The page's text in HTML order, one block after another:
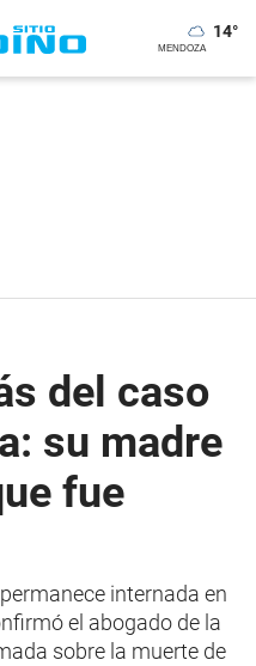
14°
del caso
su madre
fue
internada en
el abogado de la
sobre la muerte de